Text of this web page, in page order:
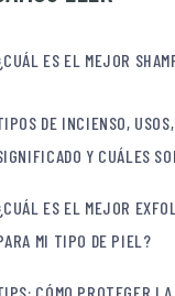
ES EL MEJOR
DE INCIENSO,
Y CUÁLES
ES EL MEJOR
MI TIPO DE PIEL?